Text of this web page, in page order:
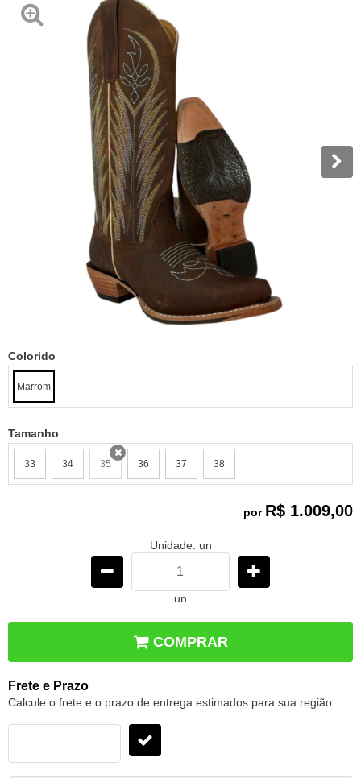
Colorido
Marrom
Tamanho
33 34 35x 36 37 38
por R$ 1.009,00
Unidade: un
un
COMPRAR
Frete e Prazo
Calcule o frete e o prazo de entrega estimados para sua região: